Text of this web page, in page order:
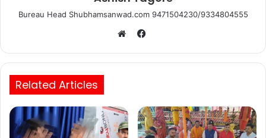
Bureau Head Shubhamsanwad.com 9471504230/9334804555
Facebook
Related Articles